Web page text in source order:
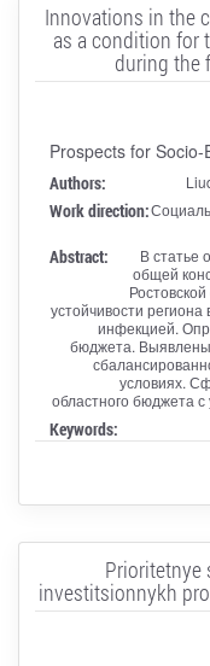
Innovations in the
as a condition for
during the
Prospects for
Authors:
Work direction:
Abstract:
В статье
общей
устойчивости
инфекцией.
бюджета.
условиях.
областного бюджета
Keywords:
Prioritetnye
investitsionnykh